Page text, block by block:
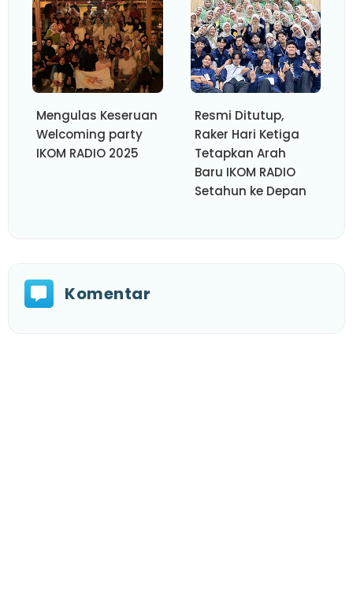
Mengulas Keseruan
Welcoming party
IKOM RADIO 2025
Resmi Ditutup,
Raker Hari Ketiga
Tetapkan Arah
Baru IKOM RADIO
Setahun ke Depan
Komentar